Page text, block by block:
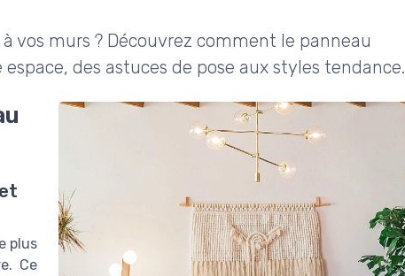
vos murs ? Découvrez comment le panneau
des astuces de pose aux styles tendance.
plus
Ce